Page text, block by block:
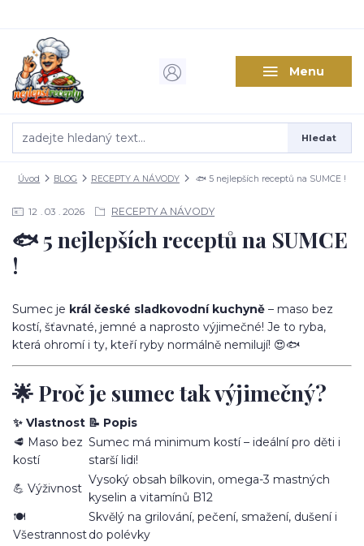
Menu
Hledat
Úvod BLOG RECEPTY A NÁVODY 🐟 5 nejlepších receptů na SUMCE !
12 03 2026 RECEPTY A NÁVODY
🐟 5 nejlepších receptů na SUMCE
!
Sumec je král české sladkovodní kuchyně – maso bez
kostí, šťavnaté, jemné a naprosto výjimečné! Je to ryba,
která ohromí i ty, kteří ryby normálně nemilují! 😍🐟
🌟 Proč je sumec tak výjimečný?
✨ Vlastnost 📝 Popis
🥩 Maso bez
kostí
Sumec má minimum kostí – ideální pro děti i
starší lidi!
💪 Výživnost
Vysoký obsah bílkovin, omega-3 mastných
kyselin a vitamínů B12
🍽️
Všestrannost
Skvělý na grilování, pečení, smažení, dušení i
do polévky